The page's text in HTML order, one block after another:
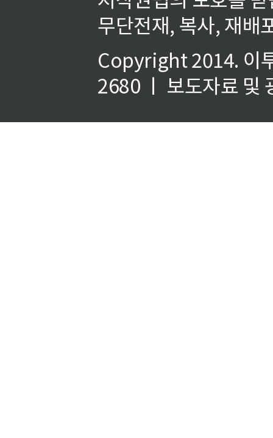
무단전재, 복사, 재배
Copyright 2014. 이
2680 ㅣ 보도자료